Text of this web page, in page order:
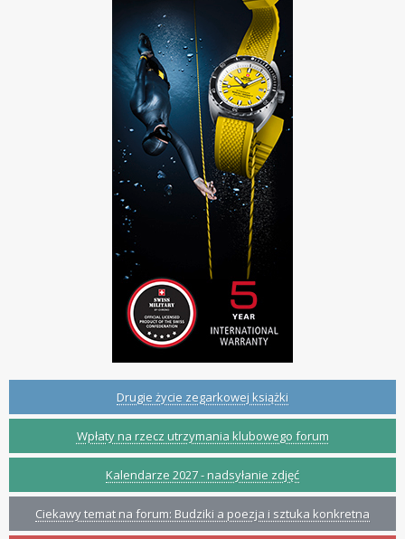
Drugie życie zegarkowej książki
Wpłaty na rzecz utrzymania klubowego forum
Kalendarze 2027 - nadsyłanie zdjęć
Ciekawy temat na forum: Budziki a poezja i sztuka konkretna